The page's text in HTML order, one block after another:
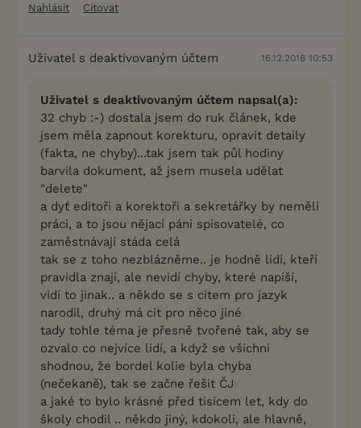
Nahlásit
Citovat
Uživatel s deaktivovaným účtem 16.12.2018 10:53
Uživatel s deaktivovaným účtem napsal(a):
32 chyb :-) dostala jsem do ruk článek, kde
jsem měla zapnout korekturu, opravit detaily
(fakta, ne chyby)...tak jsem tak půl hodiny
barvila dokument, až jsem musela udělat
"delete"
a dyť editoři a korektoři a sekretářky by neměli
práci, a to jsou nějací páni spisovatelé, co
zaměstnávají stáda celá
tak se z toho nezblázněme.. je hodně lidí, kteří
pravidla znají, ale nevidí chyby, které napíší,
vidí to jinak.. a někdo se s citem pro jazyk
narodil, druhý má cit pro něco jiné
tady tohle téma je přesně tvořené tak, aby se
ozvalo co nejvíce lidí, a když se všichni
shodnou, že bordel kolie byla chyba
(nečekaně), tak se začne řešit ČJ
a jaké to bylo krásné před tisícem let, kdy do
školy chodil .. někdo jiný, kdokoli, ale hlavně,